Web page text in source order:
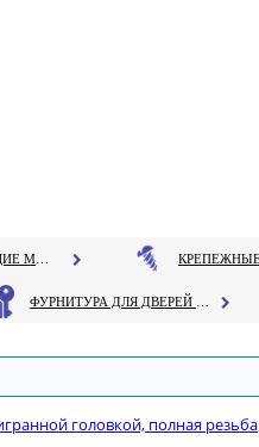
головкой, полная резьба